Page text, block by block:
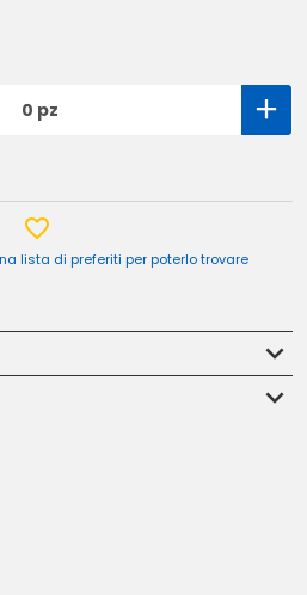
0 pz
lista di preferiti per poterlo trovare